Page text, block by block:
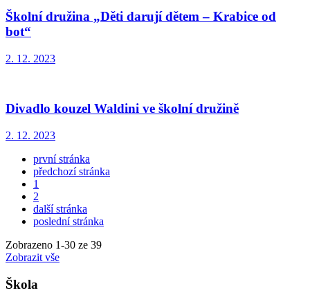
Školní družina „Děti darují dětem – Krabice od
bot“
2. 12. 2023
Divadlo kouzel Waldini ve školní družině
2. 12. 2023
první stránka
předchozí stránka
1
2
další stránka
poslední stránka
Zobrazeno 1-30 ze 39
Zobrazit vše
Škola